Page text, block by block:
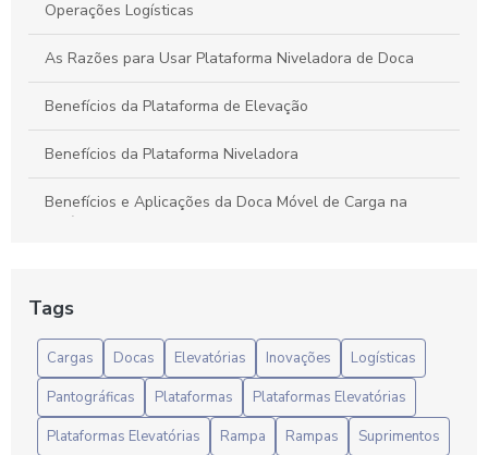
Operações Logísticas
As Razões para Usar Plataforma Niveladora de Doca
Benefícios da Plataforma de Elevação
Benefícios da Plataforma Niveladora
Benefícios e Aplicações da Doca Móvel de Carga na
Logística Moderna
Calço Caminhão: Segurança e Estabilidade
Calço Caminhão: Segurança e Estabilidade para Transporte
Rodoviário
Tags
Cargas Docas Elevatórias Inovações
Logísticas
Pantográficas
Plataformas
Plataformas Elevatórias
Plataformas Elevatórias
Rampa Rampas Suprimentos